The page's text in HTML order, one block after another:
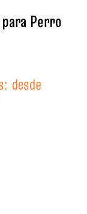
Perro
desde